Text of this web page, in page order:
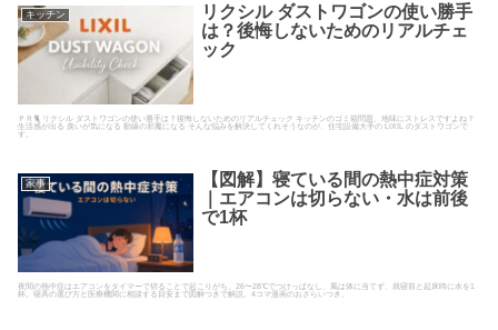
キッチン
リクシル ダストワゴンの使い勝手
は？後悔しないためのリアルチェ
ック
ＰＲ🐈 リクシル ダストワゴンの使い勝手は？後悔しないためのリアルチェック キッチンのゴミ箱問題、地味にストレスですよね？
生活感が出る 臭いが気になる 動線の邪魔になる そんな悩みを解決してくれそうなのが、住宅設備大手の LIXIL のダストワゴンで
す。
家事
【図解】寝ている間の熱中症対策
｜エアコンは切らない・水は前後
で1杯
夜間の熱中症はエアコンをタイマーで切ることで起こりがち。26〜28℃でつけっぱなし、風は体に当てず、就寝前と起床時に水を1
杯。寝具の選び方と医療機関に相談する目安まで図解つきで解説。4コマ漫画のおさらいつき。